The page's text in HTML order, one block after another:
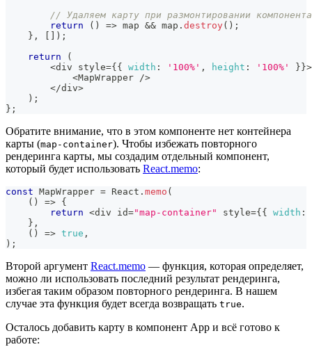
// Удаляем карту при размонтировании компонента
return
( ) => map && map . destroy( ) ;
} , [ ] ) ;
return
(
<div style={{ width : '100%' , height : '100%' }}>
<MapWrapper />
</div>
) ;
} ;
Обратите внимание, что в этом компоненте нет контейнера
карты (map-container). Чтобы избежать повторного
рендеринга карты, мы создадим отдельный компонент,
который будет использовать React.memo:
const MapWrapper = React . memo (
( ) => {
return <div id="map-container" style={{ width :
} ,
( ) => true ,
) ;
Второй аргумент React.memo — функция, которая определяет,
можно ли использовать последний результат рендеринга,
избегая таким образом повторного рендеринга. В нашем
случае эта функция будет всегда возвращать true.
Осталось добавить карту в компонент App и всё готово к
работе: